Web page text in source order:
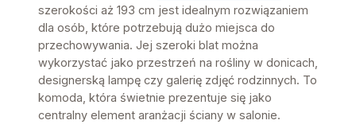
szerokości aż 193 cm jest idealnym rozwiązaniem
dla osób, które potrzebują dużo miejsca do
przechowywania. Jej szeroki blat można
wykorzystać jako przestrzeń na rośliny w donicach,
designerską lampę czy galerię zdjęć rodzinnych. To
komoda, która świetnie prezentuje się jako
centralny element aranżacji ściany w salonie.